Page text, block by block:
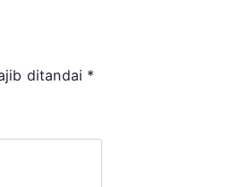
ditandai *